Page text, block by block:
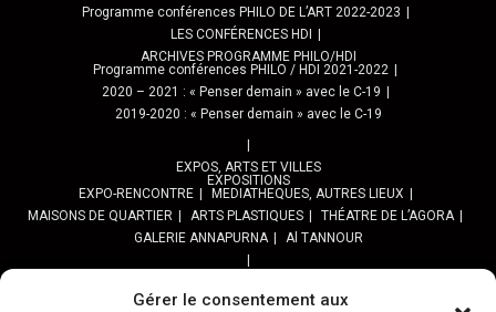
Gérer le consentement aux
Programme conférences PHILO DE L’ART 2022-2023
LES CONFÉRENCES HDI
ARCHIVES PROGRAMME PHILO/HDI
Programme conférences PHILO / HDI 2021-2022
2020 – 2021 : « Penser demain » avec le C-19
2019-2020 : « Penser demain » avec le C-19
EXPOS, ARTS ET VILLES
EXPOSITIONS
EXPO-RENCONTRE
MEDIATHEQUES, AUTRES LIEUX
MAISONS DE QUARTIER
ARTS PLASTIQUES
THÉATRE DE L’AGORA
GALERIE ANNAPURNA
Al TANNOUR
PPROGRAMME DES BALADES URBAINES 2025